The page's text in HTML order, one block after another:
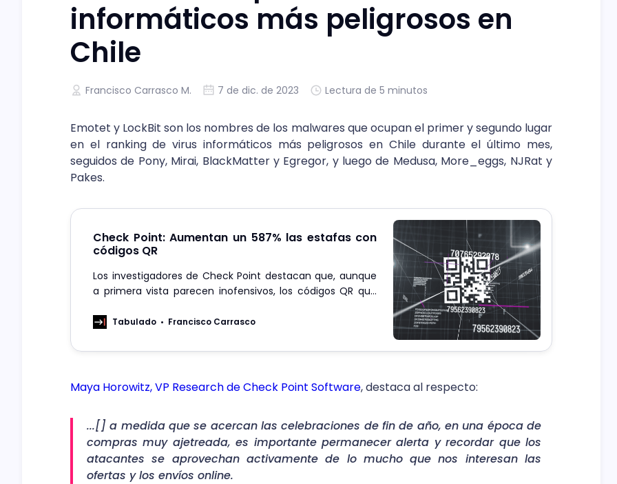
informáticos más peligrosos en
Chile
Francisco Carrasco M. 7 de dic. de 2023 Lectura de 5 minutos
Emotet y LockBit son los nombres de los malwares que ocupan el primer y segundo lugar
en el ranking de virus informáticos más peligrosos en Chile durante el último mes,
seguidos de Pony, Mirai, BlackMatter y Egregor, y luego de Medusa, More_eggs, NJRat y
Pakes.
Check Point: Aumentan un 587% las estafas con
códigos QR
Los investigadores de Check Point destacan que, aunque
a primera vista parecen inofensivos, los códigos QR que
más utilizados por ciberdelincuentes.
Tabulado Francisco Carrasco
Maya Horowitz, VP Research de Check Point Software, destaca al respecto:
...[] a medida que se acercan las celebraciones de fin de año, en una época de
compras muy ajetreada, es importante permanecer alerta y recordar que los
atacantes se aprovechan activamente de lo mucho que nos interesan las
ofertas y los envíos online.